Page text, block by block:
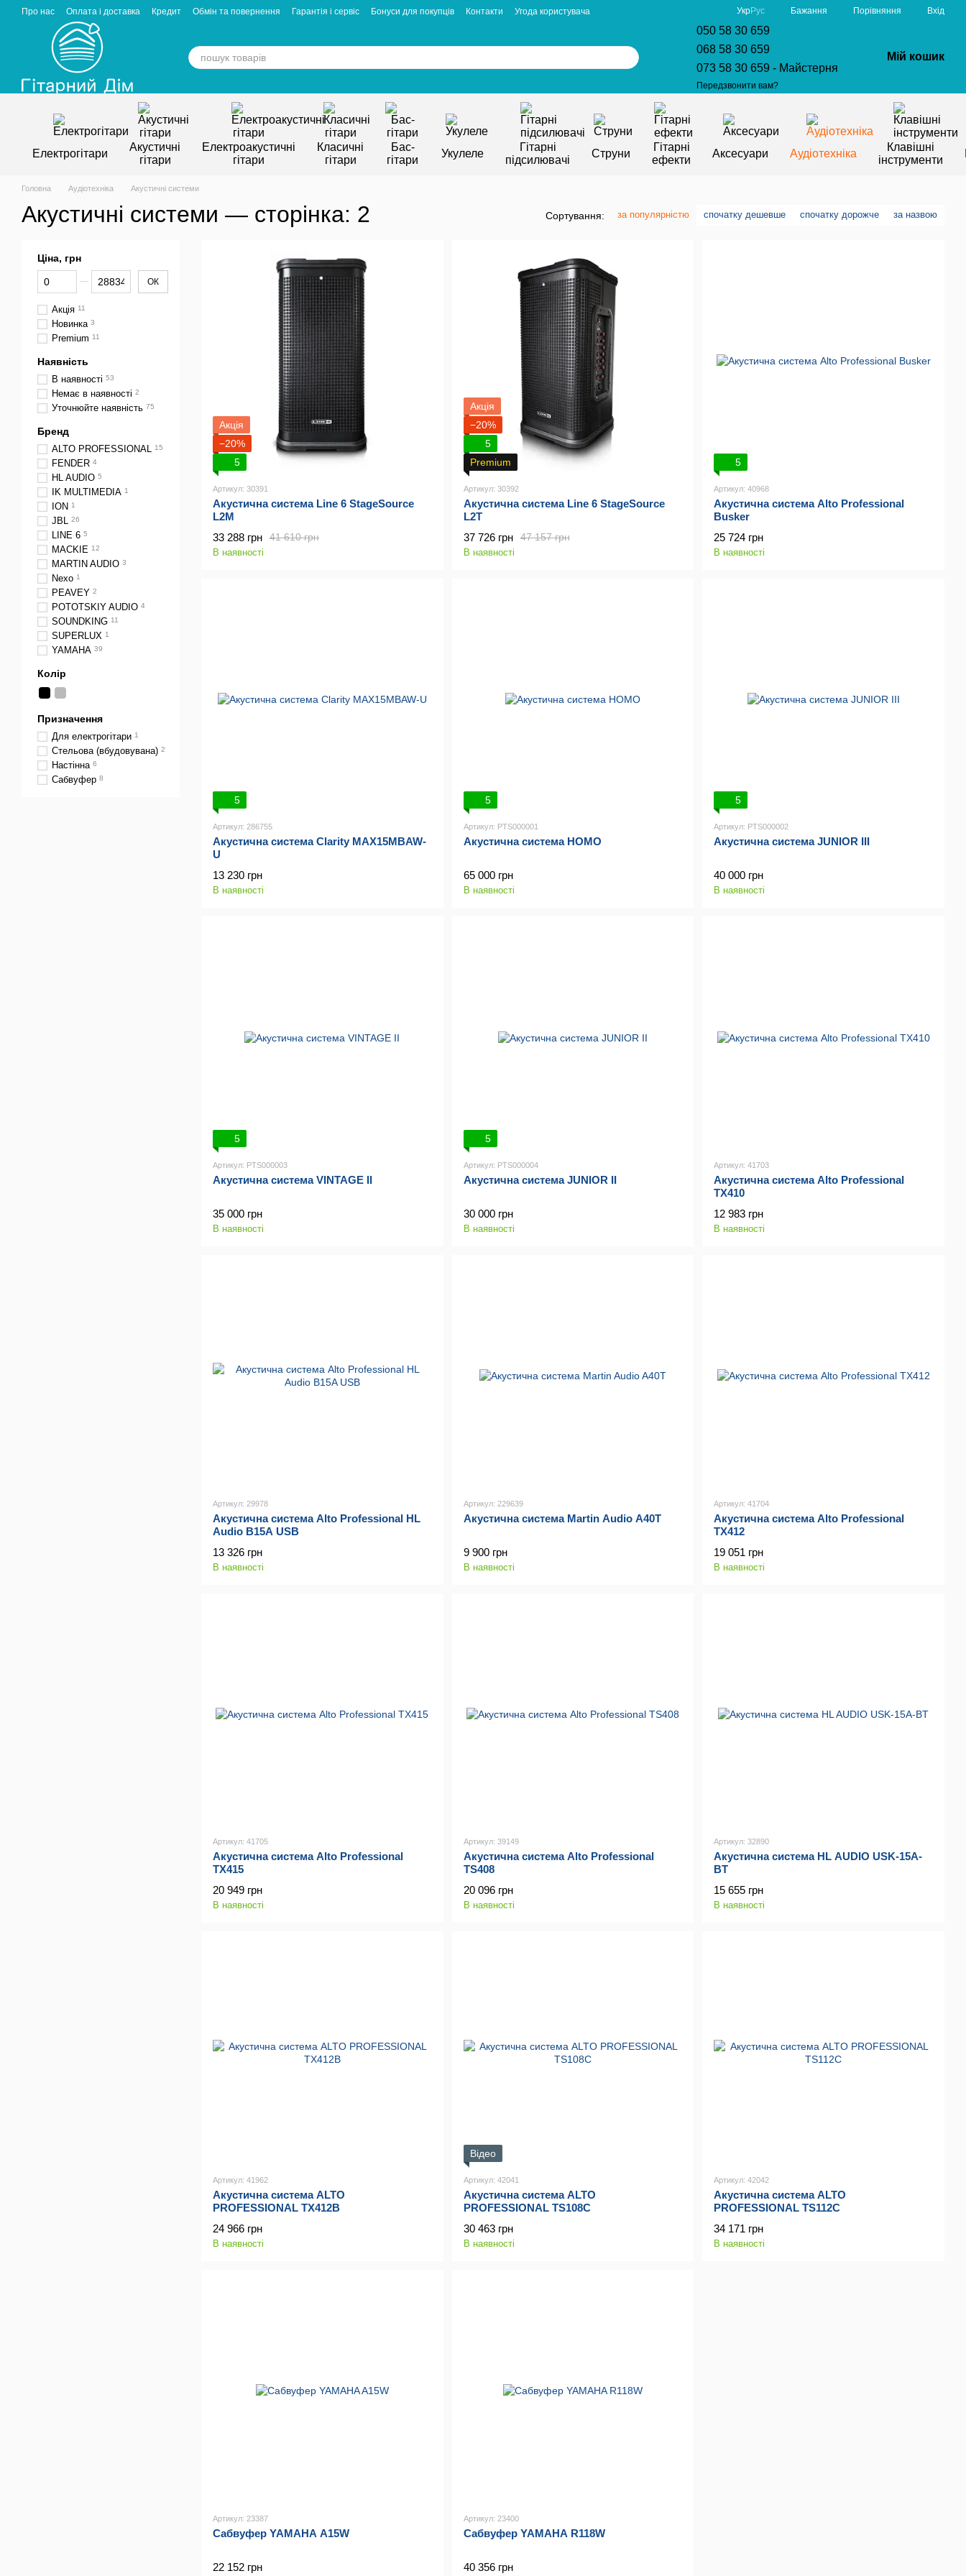
Перейти к основному контенту
Про нас Оплата і доставка Кредит Обмін та повернення Гарантія і сервіс Бонуси для покупців Контакти
Угода користувача
Відгуки про магазин
УкрРус Бажання Порівняння Вхід
050 58 30 659
068 58 30 659
073 58 30 659 - Майстерня
Передзвонити вам?
Мій кошик
Електрогітари
Акустичні
гітари
Електроакустичні
гітари
Класичні
гітари
Бас-
гітари
Укулеле
Гітарні
підсилювачі
Струни
Гітарні
ефекти
Аксесуари Аудіотехніка
Клавішні
інструменти
Головна Аудіотехніка Акустичні системи
Акустичні системи — сторінка: 2 Сортування: за популярністю спочатку дешевше спочатку дорожче за назвою
Акція
−20%
5
Артикул: 30391
Акустична система Line 6 StageSource
L2M
41 610 грн
33 288 грн
В наявності
Акція
−20%
5
Premium
Артикул: 30392
Акустична система Line 6 StageSource
L2T
47 157 грн
37 726 грн
В наявності
5
Артикул: 40968
Акустична система Alto Professional
Busker
25 724 грн
В наявності
5
Артикул: 286755
Акустична система Clarity MAX15MBAW-
U
13 230 грн
В наявності
5
Артикул: PTS000001
Акустична система HOMO
65 000 грн
В наявності
5
Артикул: PTS000002
Акустична система JUNIOR III
40 000 грн
В наявності
5
Артикул: PTS000003
Акустична система VINTAGE II
35 000 грн
В наявності
5
Артикул: PTS000004
Акустична система JUNIOR II
30 000 грн
В наявності
Артикул: 41703
Акустична система Alto Professional
TX410
12 983 грн
В наявності
Артикул: 29978
Акустична система Alto Professional HL
Audio B15A USB
13 326 грн
В наявності
Артикул: 229639
Акустична система Martin Audio A40T
9 900 грн
В наявності
Артикул: 41704
Акустична система Alto Professional
TX412
19 051 грн
В наявності
Артикул: 41705
Акустична система Alto Professional
TX415
20 949 грн
В наявності
Артикул: 39149
Акустична система Alto Professional
TS408
20 096 грн
В наявності
Артикул: 32890
Акустична система HL AUDIO USK-15A-
BT
15 655 грн
В наявності
Артикул: 41962
Акустична система ALTO
PROFESSIONAL TX412B
24 966 грн
В наявності
Відео
Артикул: 42041
Акустична система ALTO
PROFESSIONAL TS108C
30 463 грн
В наявності
Артикул: 42042
Акустична система ALTO
PROFESSIONAL TS112C
34 171 грн
В наявності
Артикул: 23387
Сабвуфер YAMAHA A15W
22 152 грн
Артикул: 23400
Сабвуфер YAMAHA R118W
40 356 грн
Ціна, грн
От Ціна, грн
До Ціна, грн ОК
Акція 11
Новинка 3
Premium 11
Наявність
В наявності 53
Немає в наявності 2
Уточнюйте наявність 75
Бренд
ALTO PROFESSIONAL 15
FENDER 4
HL AUDIO 5
IK MULTIMEDIA 1
ION 1
JBL 26
LINE 6 5
MACKIE 12
MARTIN AUDIO 3
Nexo 1
PEAVEY 2
POTOTSKIY AUDIO 4
SOUNDKING 11
SUPERLUX 1
YAMAHA 39
Колір
Призначення
Для електрогітари 1
Стельова (вбудовувана) 2
Настінна 6
Сабвуфер 8